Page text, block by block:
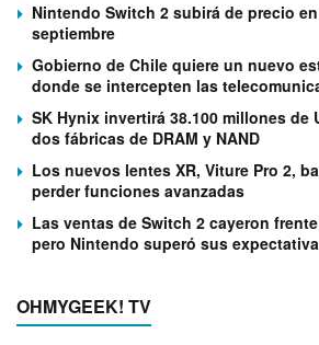
Nintendo Switch 2 subirá de precio
septiembre
Gobierno de Chile quiere un nuevo
donde se intercepten las
SK Hynix invertirá 38.100 millones de
dos fábricas de DRAM y NAND
Los nuevos lentes XR, Viture Pro 2,
perder funciones avanzadas
Las ventas de Switch 2 cayeron
pero Nintendo superó sus
OHMYGEEK! TV